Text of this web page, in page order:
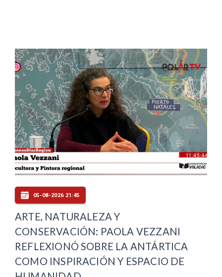
05-08-2026 21:45
ARTE, NATURALEZA Y
CONSERVACIÓN: PAOLA VEZZANI
REFLEXIONÓ SOBRE LA ANTÁRTICA
COMO INSPIRACIÓN Y ESPACIO DE